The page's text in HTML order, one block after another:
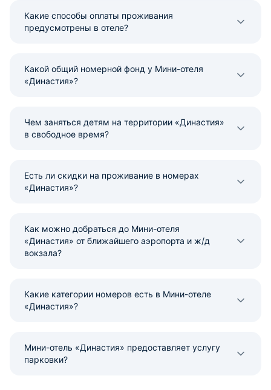
Какие способы оплаты проживания
предусмотрены в отеле?
Какой общий номерной фонд у Мини-отеля
«Династия»?
Чем заняться детям на территории «Династия»
в свободное время?
Есть ли скидки на проживание в номерах
«Династия»?
Как можно добраться до Мини-отеля
«Династия» от ближайшего аэропорта и ж/д
вокзала?
Какие категории номеров есть в Мини-отеле
«Династия»?
Мини-отель «Династия» предоставляет услугу
парковки?